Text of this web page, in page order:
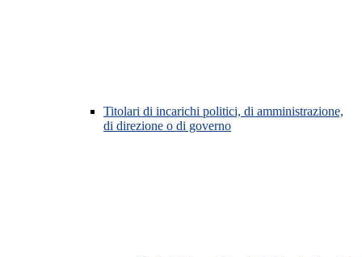
Titolari di incarichi politici, di amministrazione,
di direzione o di governo